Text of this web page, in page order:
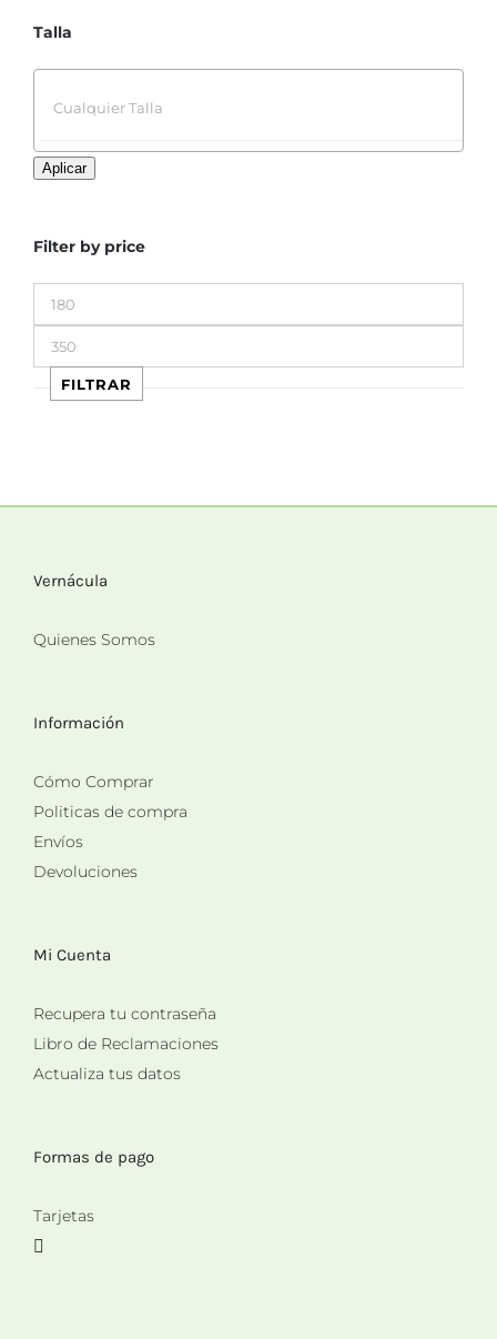
Talla
Aplicar
Filter by price
Precio
mínimo
Precio
máximo
FILTRAR
Vernácula
Quienes Somos
Información
Cómo Comprar
Politicas de compra
Envíos
Devoluciones
Mi Cuenta
Recupera tu contraseña
Libro de Reclamaciones
Actualiza tus datos
Formas de pago
Tarjetas